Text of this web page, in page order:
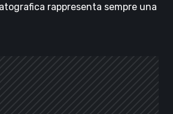
rappresenta sempre una